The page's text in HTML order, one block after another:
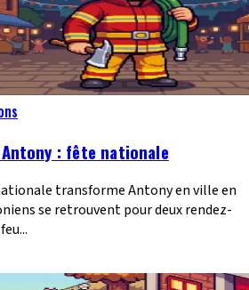
: fête nationale
transforme Antony en ville en
se retrouvent pour deux rendez-